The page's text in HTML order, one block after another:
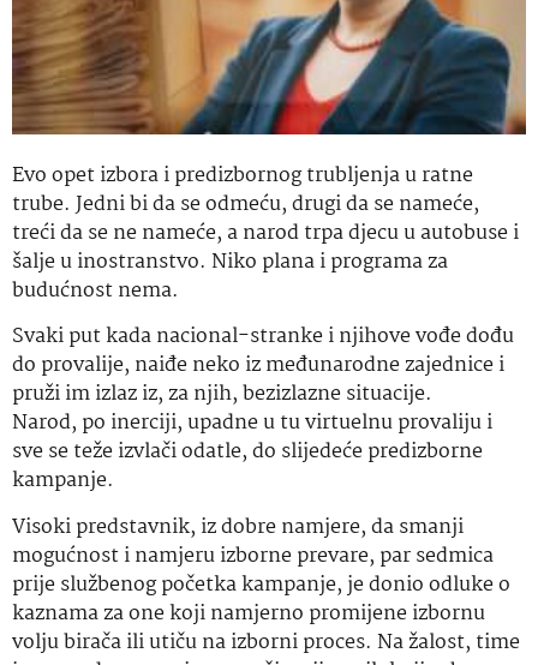
Evo opet izbora i predizbornog trubljenja u ratne
trube. Jedni bi da se odmeću, drugi da se nameće,
treći da se ne nameće, a narod trpa djecu u autobuse i
šalje u inostranstvo. Niko plana i programa za
budućnost nema.
Svaki put kada nacional-stranke i njihove vođe dođu
do provalije, naiđe neko iz međunarodne zajednice i
pruži im izlaz iz, za njih, bezizlazne situacije.
Narod, po inerciji, upadne u tu virtuelnu provaliju i
sve se teže izvlači odatle, do slijedeće predizborne
kampanje.
Visoki predstavnik, iz dobre namjere, da smanji
mogućnost i namjeru izborne prevare, par sedmica
prije službenog početka kampanje, je donio odluke o
kaznama za one koji namjerno promijene izbornu
volju birača ili utiču na izborni proces. Na žalost, time